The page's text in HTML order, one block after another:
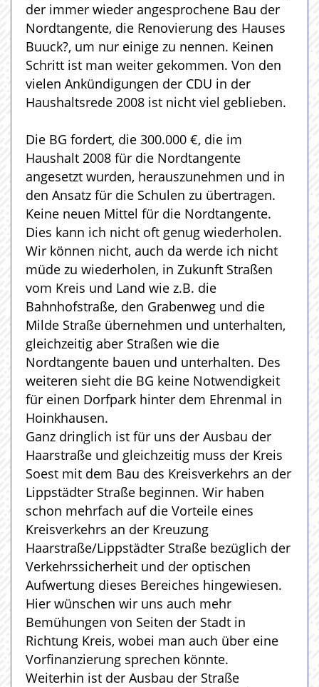
der immer wieder angesprochene Bau der
Nordtangente, die Renovierung des Hauses
Buuck?, um nur einige zu nennen. Keinen
Schritt ist man weiter gekommen. Von den
vielen Ankündigungen der CDU in der
Haushaltsrede 2008 ist nicht viel geblieben.
Die BG fordert, die 300.000 €, die im
Haushalt 2008 für die Nordtangente
angesetzt wurden, herauszunehmen und in
den Ansatz für die Schulen zu übertragen.
Keine neuen Mittel für die Nordtangente.
Dies kann ich nicht oft genug wiederholen.
Wir können nicht, auch da werde ich nicht
müde zu wiederholen, in Zukunft Straßen
vom Kreis und Land wie z.B. die
Bahnhofstraße, den Grabenweg und die
Milde Straße übernehmen und unterhalten,
gleichzeitig aber Straßen wie die
Nordtangente bauen und unterhalten. Des
weiteren sieht die BG keine Notwendigkeit
für einen Dorfpark hinter dem Ehrenmal in
Hoinkhausen.
Ganz dringlich ist für uns der Ausbau der
Haarstraße und gleichzeitig muss der Kreis
Soest mit dem Bau des Kreisverkehrs an der
Lippstädter Straße beginnen. Wir haben
schon mehrfach auf die Vorteile eines
Kreisverkehrs an der Kreuzung
Haarstraße/Lippstädter Straße bezüglich der
Verkehrssicherheit und der optischen
Aufwertung dieses Bereiches hingewiesen.
Hier wünschen wir uns auch mehr
Bemühungen von Seiten der Stadt in
Richtung Kreis, wobei man auch über eine
Vorfinanzierung sprechen könnte.
Weiterhin ist der Ausbau der Straße